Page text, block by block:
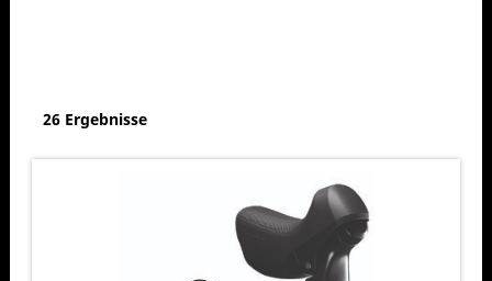
26 Ergebnisse